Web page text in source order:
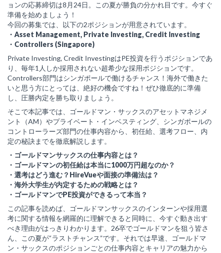
ョンの応募締切は8月24日。この夏が勝負の分かれ目です。今すぐ
準備を始めましょう！
今回の募集では、以下の2ポジションが用意されています。
・Asset Management, Private Investing, Credit Investing
・Controllers (Singapore)
Private Investing, Credit InvestingはPE投資を行うポジションであ
り、毎年1人しか採用されない超希少な採用ポジションです。
Controllers部門はシンガポールで働けるチャンス！海外で働きた
いと思う方にとっては、絶好の機会ですね！ぜひ徹底的に準備
し、圧勝内定を勝ち取りましょう。
そこで本記事では、ゴールドマン・サックスのアセットマネジメ
ント（AM）やプライベート・インベスティング、シンガポールの
コントローラーズ部門の仕事内容から、初任給、選考フロー、内
定の秘訣までを徹底解説します。
・ゴールドマンサックスの仕事内容とは？
・ゴールドマンの初任給は本当に1000万円超なのか？
・選考はどう進む？HireVueや面接の準備法は？
・海外大学生が内定するための戦略とは？
・ゴールドマンでPE投資ができるって本当？
この記事を読めば、ゴールドマンサックスのインターンや採用選
考に関する情報を網羅的に理解できると同時に、今すぐ動き出す
べき理由がはっきりわかります。26卒でゴールドマンを狙う皆さ
ん、この夏が“ラストチャンス”です。それでは早速、ゴールドマ
ン・サックスのポジションごとの仕事内容とキャリアの魅力から